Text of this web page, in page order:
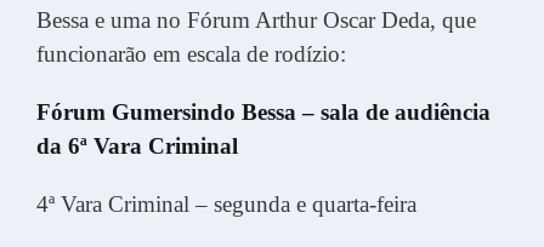
Bessa e uma no Fórum Arthur Oscar Deda, que
funcionarão em escala de rodízio:
Fórum Gumersindo Bessa – sala de audiência
da 6ª Vara Criminal
4ª Vara Criminal – segunda e quarta-feira